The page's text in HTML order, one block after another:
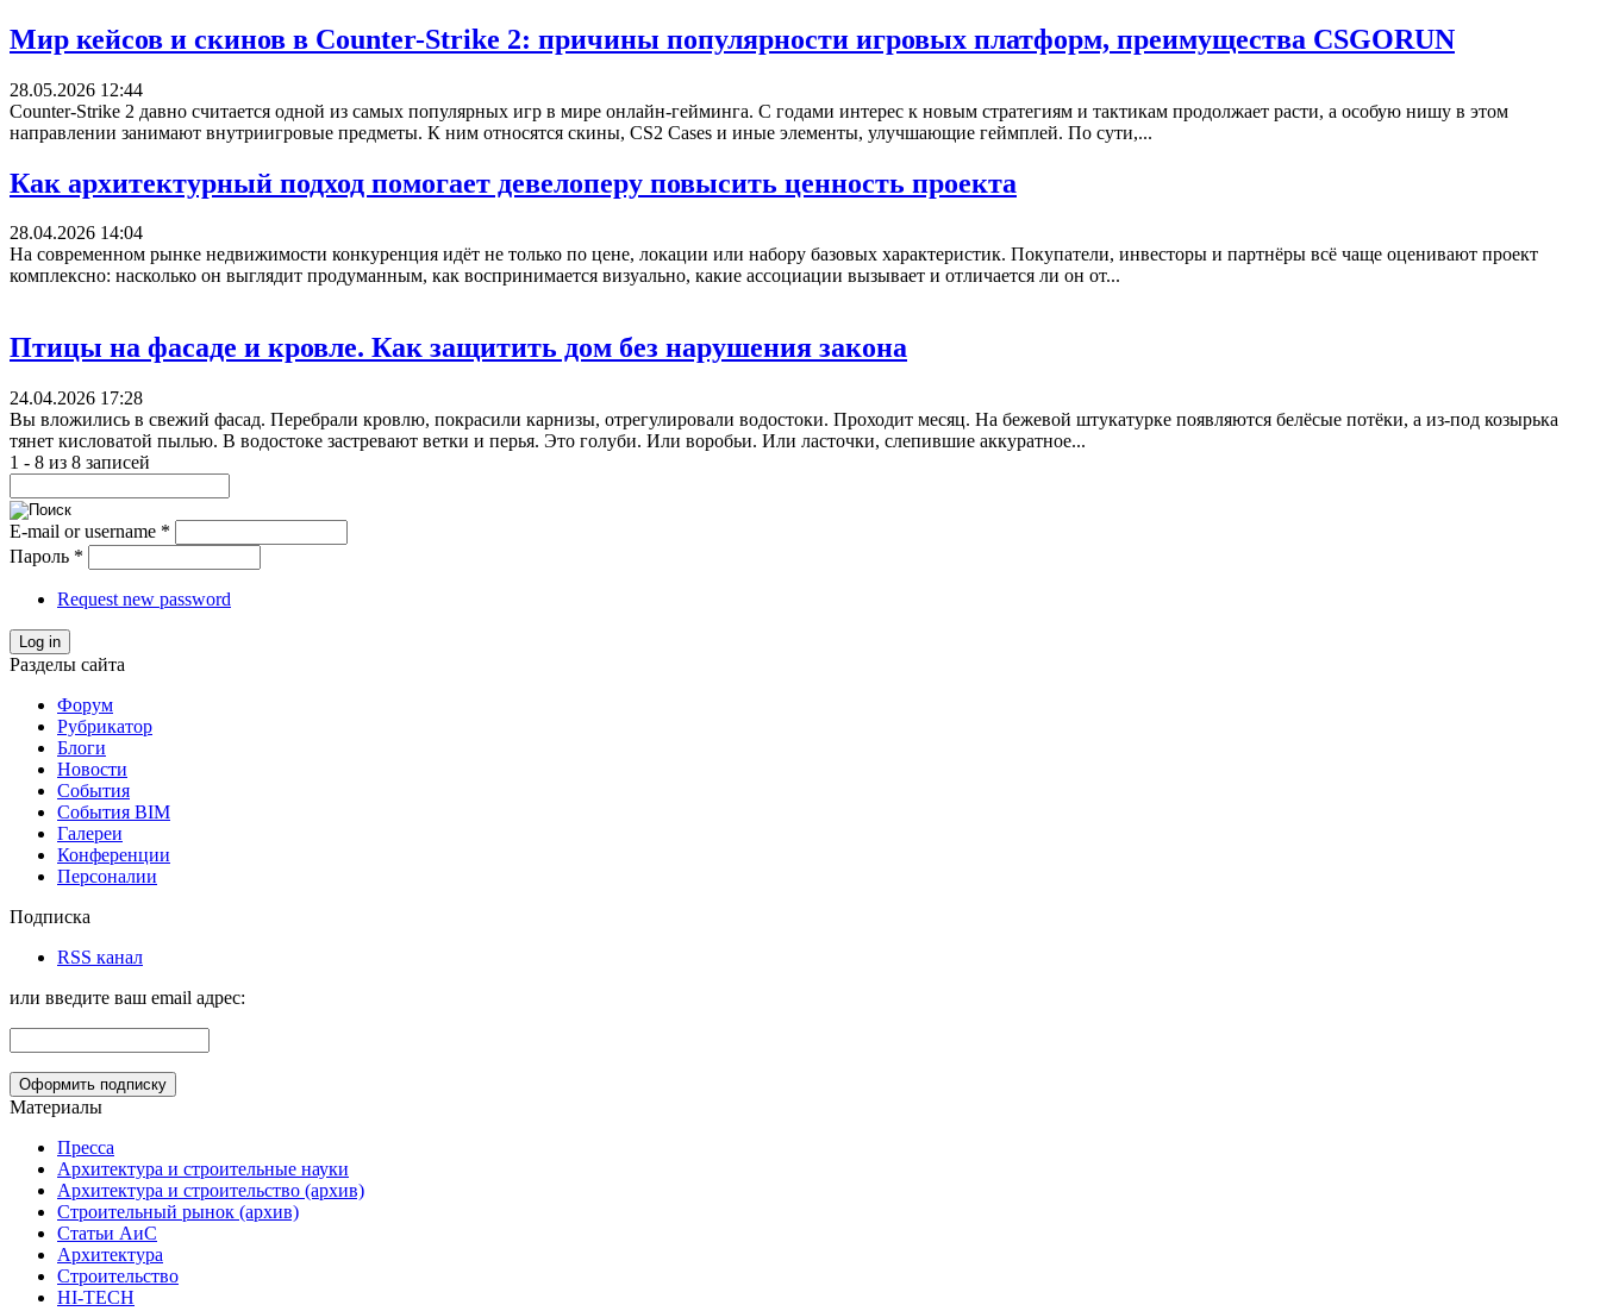
Мир кейсов и скинов в Counter-Strike 2: причины популярности игровых платформ, преимущества CSGORUN
28.05.2026 12:44
Counter-Strike 2 давно считается одной из самых популярных игр в мире онлайн-гейминга. С годами интерес к новым стратегиям и тактикам продолжает расти, а особую нишу в этом
направлении занимают внутриигровые предметы. К ним относятся скины, CS2 Cases и иные элементы, улучшающие геймплей. По сути,...
Как архитектурный подход помогает девелоперу повысить ценность проекта
28.04.2026 14:04
На современном рынке недвижимости конкуренция идёт не только по цене, локации или набору базовых характеристик. Покупатели, инвесторы и партнёры всё чаще оценивают проект
комплексно: насколько он выглядит продуманным, как воспринимается визуально, какие ассоциации вызывает и отличается ли он от...
Птицы на фасаде и кровле. Как защитить дом без нарушения закона
24.04.2026 17:28
Вы вложились в свежий фасад. Перебрали кровлю, покрасили карнизы, отрегулировали водостоки. Проходит месяц. На бежевой штукатурке появляются белёсые потёки, а из-под козырька
тянет кисловатой пылью. В водостоке застревают ветки и перья. Это голуби. Или воробьи. Или ласточки, слепившие аккуратное...
1 - 8 из 8 записей
E-mail or username *
Пароль *
Request new password
Log in
Разделы сайта
Форум
Рубрикатор
Блоги
Новости
События
События BIM
Галереи
Конференции
Персоналии
Подписка
RSS канал
или введите ваш email адрес:
Материалы
Пресса
Архитектура и строительные науки
Архитектура и строительство (архив)
Строительный рынок (архив)
Статьи АиС
Архитектура
Строительство
HI-TECH